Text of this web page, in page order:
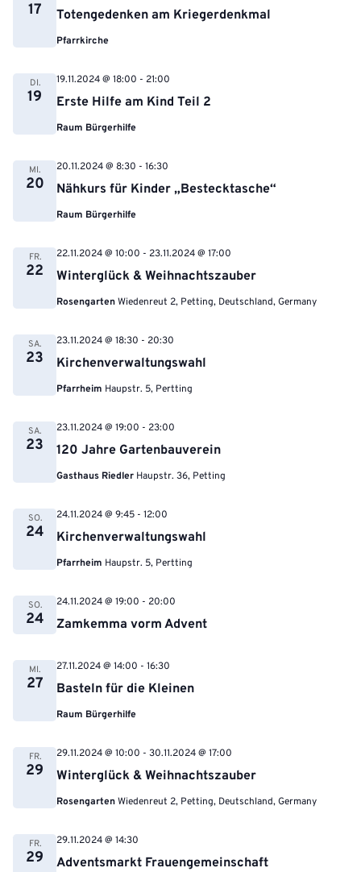
17 Totengedenken am Kriegerdenkmal
Pfarrkirche
DI.
19 Erste Hilfe am Kind Teil 2
19.11.2024 @ 18:00 - 21:00
Raum Bürgerhilfe
MI.
20 Nähkurs für Kinder „Bestecktasche“
20.11.2024 @ 8:30 - 16:30
Raum Bürgerhilfe
FR.
22 Winterglück & Weihnachtszauber
22.11.2024 @ 10:00 - 23.11.2024 @ 17:00
RosengartenWiedenreut 2, Petting, Deutschland, Germany
SA.
23 Kirchenverwaltungswahl
23.11.2024 @ 18:30 - 20:30
Pfarrheim Haupstr. 5, Pertting
SA.
23 120 Jahre Gartenbauverein
23.11.2024 @ 19:00 - 23:00
Gasthaus Riedler Haupstr. 36, Petting
SO.
24 Kirchenverwaltungswahl
24.11.2024 @ 9:45 - 12:00
Pfarrheim Haupstr. 5, Pertting
SO.
24 Zamkemma vorm Advent
24.11.2024 @ 19:00 - 20:00
MI.
27 Basteln für die Kleinen
27.11.2024 @ 14:00 - 16:30
Raum Bürgerhilfe
FR.
29 Winterglück & Weihnachtszauber
29.11.2024 @ 10:00 - 30.11.2024 @ 17:00
RosengartenWiedenreut 2, Petting, Deutschland, Germany
FR.
29 Adventsmarkt Frauengemeinschaft
29.11.2024 @ 14:30